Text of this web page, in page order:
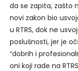
da se zapita, zašto
novi zakon bio
u RTRS, dok ne
poslušnosti, jer je
“dobrih i
oni koji rade na